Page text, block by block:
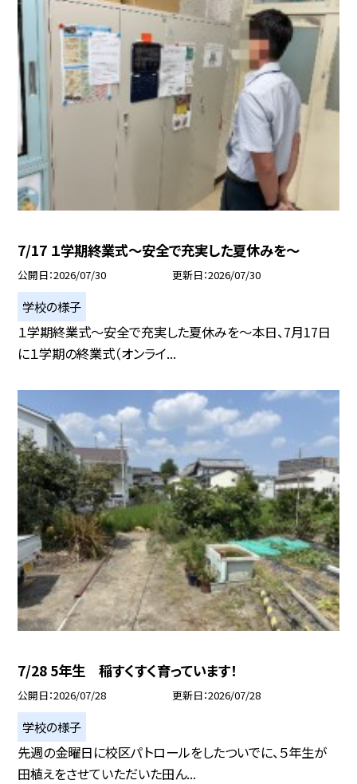
7/17 １学期終業式～安全で充実した夏休みを～
公開日 2026/07/30 更新日 2026/07/30
学校の様子
１学期終業式～安全で充実した夏休みを～本日、7月17日
に１学期の終業式（オンライ...
7/28 5年生 稲すくすく育っています！
公開日 2026/07/28 更新日 2026/07/28
学校の様子
先週の金曜日に校区パトロールをしたついでに、５年生が
田植えをさせていただいた田ん...